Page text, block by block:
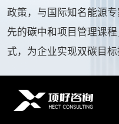
政策，与国际知名能源
先的碳中和项目管理课
式，为企业实现双碳目